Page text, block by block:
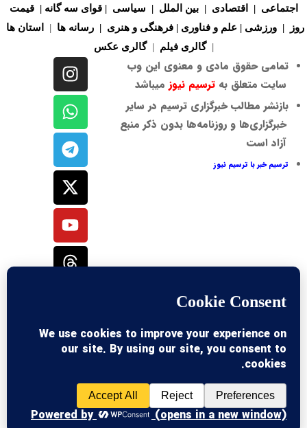
اجتماعی | اقتصادی |بین الملل | سیاسی |قوای سه گانه |قیمت
روز
|ورزشی | علم و فناوری |فرهنگی و هنری |رسانه ها |
استان ها
|گالری فیلم |گالری عکس
تمامی حقوق مادی و معنوی این وب
سایت متعلق به ترسیم نیوز میباشد
بازنشر مطالب خبرگزاری ترسیم در سایر
خبرگزاری‌ها و روزنامه‌ها بدون ذکر منبع
آزاد است
ترسیم خبر با ترسیم نیوز